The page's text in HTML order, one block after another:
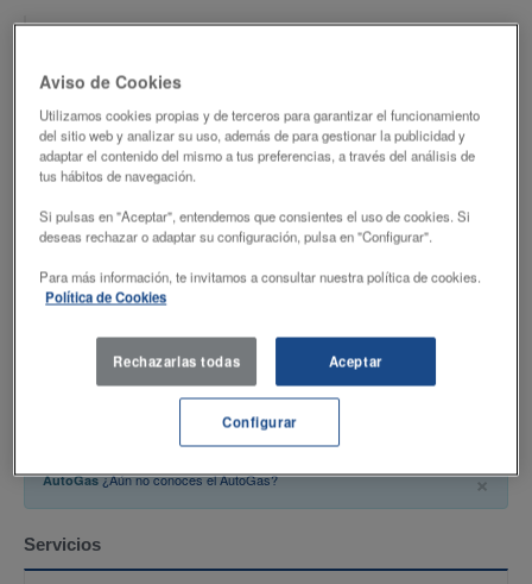
LAS PALMAS
682252837
atencionclientes@disagrupo.es
Productos
- Shell FuelSave Gasolina 95
- Shell V-Power 98
- Shell V-Power Diesel
×
AutoGas¿Aún no conoces el AutoGas?
Servicios
Aviso de Cookies
Utilizamos cookies propias y de terceros para garantizar el funcionamiento
del sitio web y analizar su uso, además de para gestionar la publicidad y
adaptar el contenido del mismo a tus preferencias, a través del análisis de
tus hábitos de navegación.
Si pulsas en "Aceptar", entendemos que consientes el uso de cookies. Si
deseas rechazar o adaptar su configuración, pulsa en "Configurar".
Para más información, te invitamos a consultar nuestra política de cookies.
Política de Cookies
Rechazarlas todas Aceptar
Configurar